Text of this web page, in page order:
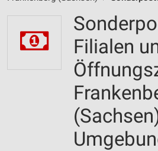
Filialen